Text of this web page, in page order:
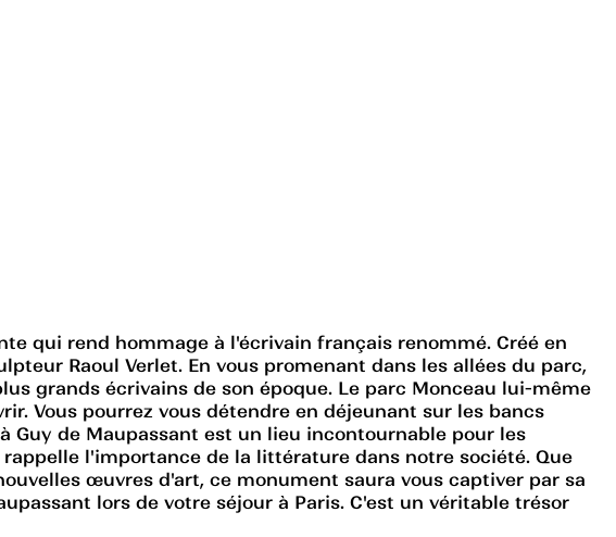
qui rend hommage à l'écrivain français renommé. Créé en
Raoul Verlet. En vous promenant dans les allées du parc,
grands écrivains de son époque. Le parc Monceau lui-même
Vous pourrez vous détendre en déjeunant sur les bancs
de Maupassant est un lieu incontournable pour les
l'importance de la littérature dans notre société. Que
œuvres d'art, ce monument saura vous captiver par sa
lors de votre séjour à Paris. C'est un véritable trésor